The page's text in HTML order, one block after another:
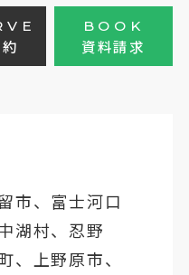
BOOK
資料請求
市、 富士河口
湖村、忍野
、上野原市、